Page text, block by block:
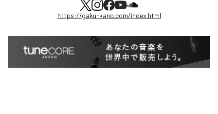
https://gaku-kano.com/index.html